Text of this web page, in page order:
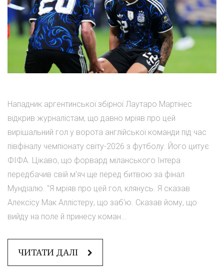
Нападник аргентинської збірної Лаутаро Мартінес
відкрив журналістам, що давно мріяв про цей
вирішальний гол у ворота англійської команди під час
півфіналу чемпіонату світу-2026 з футболу. Його цитує
ФІФА. Цікаво, що форвард міланського Інтера
передбачив свій м'яч ще перед битвою за фінал
Мундіалю. "Я мріяв про цей гол, клянусь. Я сказав
Алексісу Мак Аллістеру, що заб'ю. Сказав йому, що
вийду на поле й принесу коман...
ЧИТАТИ ДАЛІ